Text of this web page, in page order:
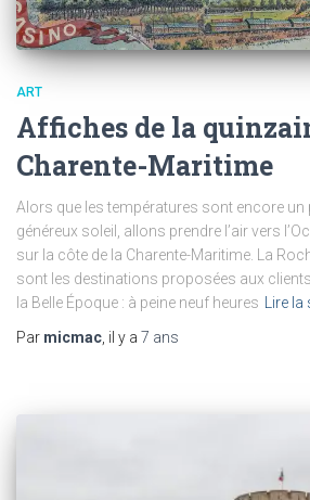
ART
Affiches de la
Charente-Maritime
Alors que les températures sont encore un
généreux soleil, allons prendre l’air vers
sur la côte de la Charente-Maritime. La
sont les destinations proposées aux
la Belle Époque : à peine neuf heures Lire la
Par micmac, il y a 7 ans